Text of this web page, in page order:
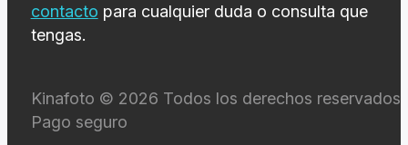
contacto para cualquier duda o consulta que
tengas.
Kinafoto © 2026 Todos los derechos reservados
Pago seguro